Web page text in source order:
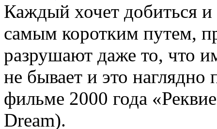
Каждый хочет добиться
самым коротким путем,
разрушают даже то, что
не бывает и это
фильме 2000 года
Dream).